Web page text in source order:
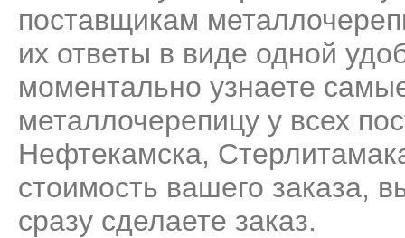
поставщикам
их ответы в виде одной
моментально узнаете
металлочерепицу у всех
Нефтекамска,
стоимость вашего заказа,
сразу сделаете заказ.